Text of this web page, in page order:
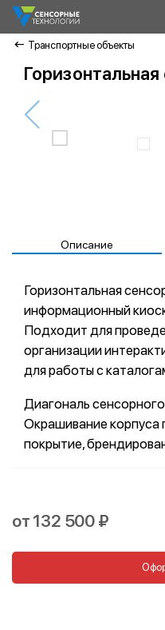
Транспортные объекты
Описание
Горизонтальная
информационный
Подходит для
организации
для работы с
Диагональ
Окрашивание корпуса
покрытие,
от 132 500 ₽